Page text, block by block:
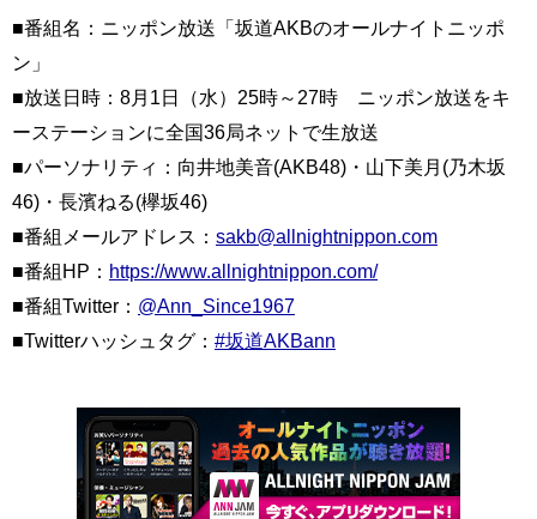
■番組名：ニッポン放送「坂道AKBのオールナイトニッポ
ン」
■放送日時：8月1日（水）25時～27時 ニッポン放送をキ
ーステーションに全国36局ネットで生放送
■パーソナリティ：向井地美音(AKB48)・山下美月(乃木坂
46)・長濱ねる(欅坂46)
■番組メールアドレス： sakb@allnightnippon.com
■番組HP： https://www.allnightnippon.com/
■番組Twitter： @Ann_Since1967
■Twitterハッシュタグ： #坂道AKBann